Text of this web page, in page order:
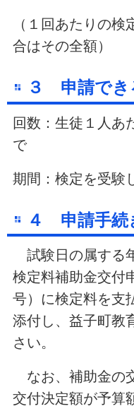
（１回あたりの
合はその全額）
３ 申請でき
回数：生徒１人あ
で
期間：検定を受験
４ 申請手続
試験日の属する
検定料補助金交付
号）に検定料を支
添付し、益子町教
さい。
なお、補助金の
交付決定額が予算